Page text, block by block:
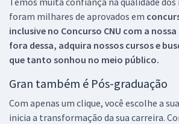
foram milhares de aprovados em
inclusive no Concurso CNU com a
fora dessa, adquira nossos cursos e
que tanto sonhou no meio público.
Gran também é Pós-graduação
Com apenas um clique, você escolhe a
inicia a transformação da sua carreira.